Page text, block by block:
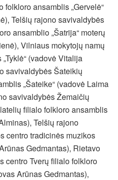
ansamblis „Gervelė“
Telšių rajono savivaldybės
ansamblio „Šatrija“ moterų
Vilniaus mokytojų namų
(vadovė Vitalija
savivaldybės Šateikių
„Šateike“ (vadovė Laima
savivaldybės Žemaičių
filialo folkloro ansamblis
Telšių rajono
centro tradicinės muzikos
Gedmantas), Rietavo
centro Tverų filialo folkloro
Arūnas Gedmantas),